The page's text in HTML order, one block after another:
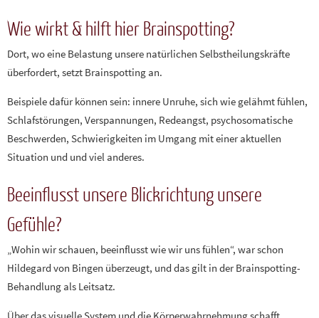
Wie wirkt & hilft hier Brainspotting?
Dort, wo eine Belastung unsere natürlichen Selbstheilungskräfte
überfordert, setzt Brainspotting an.
Beispiele dafür können sein: innere Unruhe, sich wie gelähmt fühlen,
Schlafstörungen, Verspannungen, Redeangst, psychosomatische
Beschwerden, Schwierigkeiten im Umgang mit einer aktuellen
Situation und und viel anderes.
Beeinflusst unsere Blickrichtung unsere
Gefühle?
„Wohin wir schauen, beeinflusst wie wir uns fühlen“, war schon
Hildegard von Bingen überzeugt, und das gilt in der Brainspotting-
Behandlung als Leitsatz.